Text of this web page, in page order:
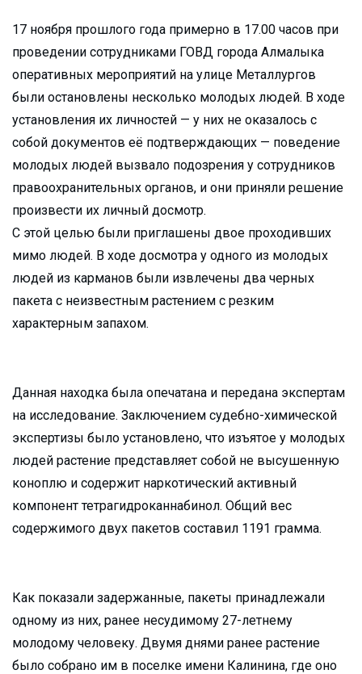
17 ноября прошлого года примерно в 17.00 часов при
проведении сотрудниками ГОВД города Алмалыка
оперативных мероприятий на улице Металлургов
были остановлены несколько молодых людей. В ходе
установления их личностей — у них не оказалось с
собой документов её подтверждающих — поведение
молодых людей вызвало подозрения у сотрудников
правоохранительных органов, и они приняли решение
произвести их личный досмотр.
С этой целью были приглашены двое проходивших
мимо людей. В ходе досмотра у одного из молодых
людей из карманов были извлечены два черных
пакета с неизвестным растением с резким
характерным запахом.
Данная находка была опечатана и передана экспертам
на исследование. Заключением судебно-химической
экспертизы было установлено, что изъятое у молодых
людей растение представляет собой не высушенную
коноплю и содержит наркотический активный
компонент тетрагидроканнабинол. Общий вес
содержимого двух пакетов составил 1191 грамма.
Как показали задержанные, пакеты принадлежали
одному из них, ранее несудимому 27-летнему
молодому человеку. Двумя днями ранее растение
было собрано им в поселке имени Калинина, где оно